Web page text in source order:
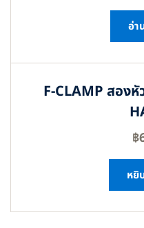
อ่า
F-CLAMP สอง
฿
หยิ